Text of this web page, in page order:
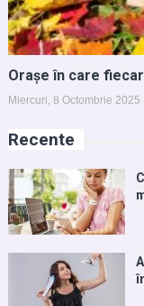
Orașe în care
Miercuri, 8 Octombrie 2025
Recente